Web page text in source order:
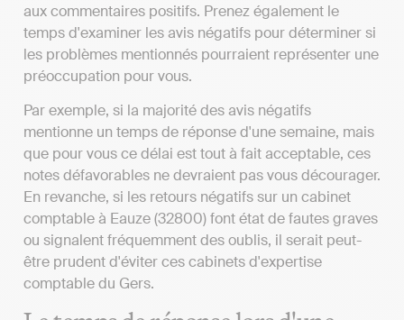
aux commentaires positifs. Prenez également le
temps d'examiner les avis négatifs pour déterminer si
les problèmes mentionnés pourraient représenter une
préoccupation pour vous.
Par exemple, si la majorité des avis négatifs
mentionne un temps de réponse d'une semaine, mais
que pour vous ce délai est tout à fait acceptable, ces
notes défavorables ne devraient pas vous décourager.
En revanche, si les retours négatifs sur un cabinet
comptable à Eauze (32800) font état de fautes graves
ou signalent fréquemment des oublis, il serait peut-
être prudent d'éviter ces cabinets d'expertise
comptable du Gers.